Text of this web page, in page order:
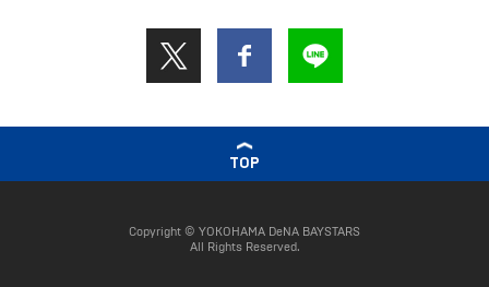
TOP
Copyright © YOKOHAMA DeNA BAYSTARS
All Rights Reserved.